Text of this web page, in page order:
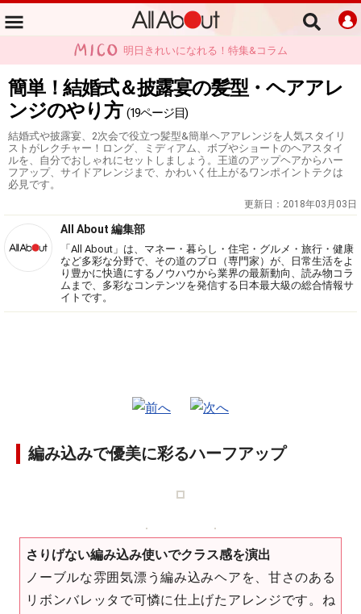
明日きれいになれる！特集&コラム
簡単！結婚式＆披露宴の髪型・ヘアアレ
ンジのやり方 (19ページ目)
結婚式や披露宴、2次会で役立つ髪型&簡単ヘアアレンジを人気スタイリ
ストがレクチャー！ロング、ミディアム、ボブやショートのヘアスタイ
ルを、自分でおしゃれにセットしましょう。王道のアップヘアからハー
フアップ、サイドアレンジまで、かわいく仕上がるワンポイントテクは
必見です。
更新日： 2018年03月03日
All About 編集部
「All About」は、マネー・暮らし・住宅・グルメ・旅行・健康
など多彩な分野で、その道のプロ（専門家）が、日常生活をよ
り豊かに快適にするノウハウから業界の最新動向、読み物コラ
ムまで、多彩なコンテンツを発信する日本最大級の総合情報サ
イトです。
編み込みで優美に彩るハーフアップ
さりげない編み込み使いでクラス感を演出
ノーブルな雰囲気漂う編み込みヘアを、甘さのある
リボンバレッタで可憐に仕上げたアレンジです。ね